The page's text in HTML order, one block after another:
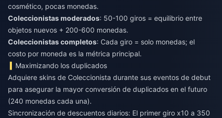
cosmético, pocas monedas.
Coleccionistas moderados: 50-100 giros = equilibrio entre
objetos nuevos + 200-600 monedas.
Coleccionistas completos: Cada giro = solo monedas; el
costo por moneda es la métrica principal.
Maximizando los duplicados
Adquiere skins de Coleccionista durante sus eventos de debut
para asegurar la mayor conversión de duplicados en el futuro
(240 monedas cada una).
Sincronización de descuentos diarios: El primer giro x10 a 350